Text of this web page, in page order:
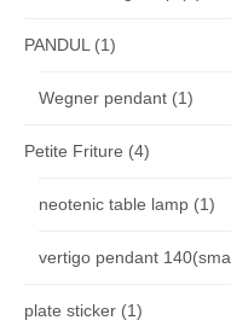
PANDUL (1)
Wegner pendant (1)
Petite Friture (4)
neotenic table lamp (1)
vertigo pendant
plate sticker (1)